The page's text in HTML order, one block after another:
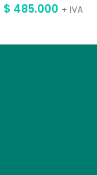
$ 485.000 + IVA